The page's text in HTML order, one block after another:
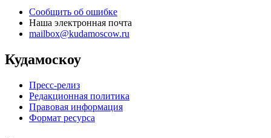
Сообщить об ошибке
Наша электронная почта
mailbox@kudamoscow.ru
Кудамоскоу
Пресс-релиз
Редакционная политика
Правовая информация
Формат ресурса